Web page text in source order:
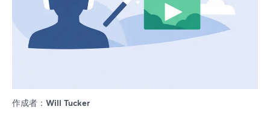
作成者： Will Tucker